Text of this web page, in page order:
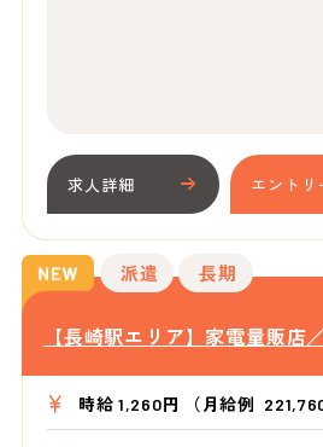
求人詳細 エントリ
派遣 長期
【長崎駅エリア】家電量販店
時給 1,260円 （月給例 221,760